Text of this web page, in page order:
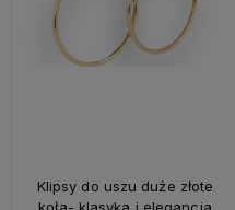
Klipsy do uszu duże złote